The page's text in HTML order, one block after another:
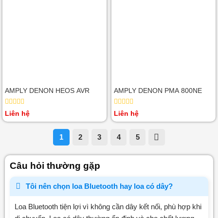
AMPLY DENON HEOS AVR
Được
Liên hệ
AMPLY DENON PMA 800NE
Được
5
Liên hệ
1 2 3 4 5
Câu hỏi thường gặp
Tôi nên chọn loa Bluetooth hay loa có dây?
Loa Bluetooth tiện lợi vì không cần dây kết nối, phù hợp khi